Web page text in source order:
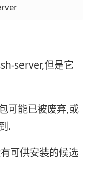
server,但是它
可能已被废弃,或
.
可供安装的候选